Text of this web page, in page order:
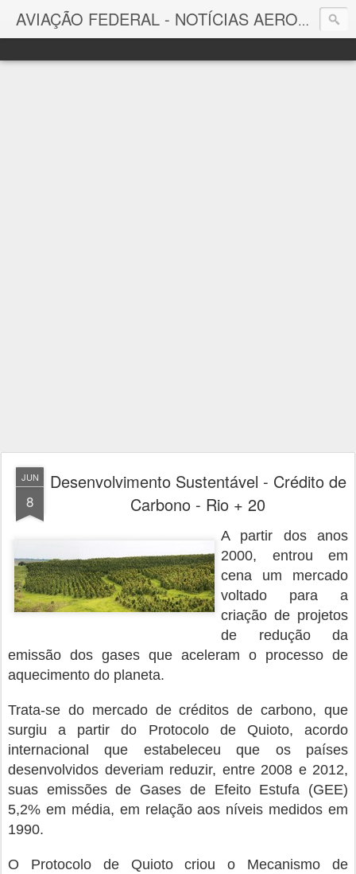
AVIAÇÃO FEDERAL - NOTÍCIAS AERONÁUTICAS & TECNOLOGIAS
Aviação Federal
JUN
8
Desenvolvimento Sustentável - Crédito de
Carbono - Rio + 20
A partir dos anos
2000, entrou em
cena um mercado
voltado para a
criação de projetos
de redução da
emissão dos gases que aceleram o processo de
aquecimento do planeta.
Trata-se do mercado de créditos de carbono, que
surgiu a partir do Protocolo de Quioto, acordo
internacional que estabeleceu que os países
desenvolvidos deveriam reduzir, entre 2008 e 2012,
suas emissões de Gases de Efeito Estufa (GEE)
5,2% em média, em relação aos níveis medidos em
1990.
O Protocolo de Quioto criou o Mecanismo de